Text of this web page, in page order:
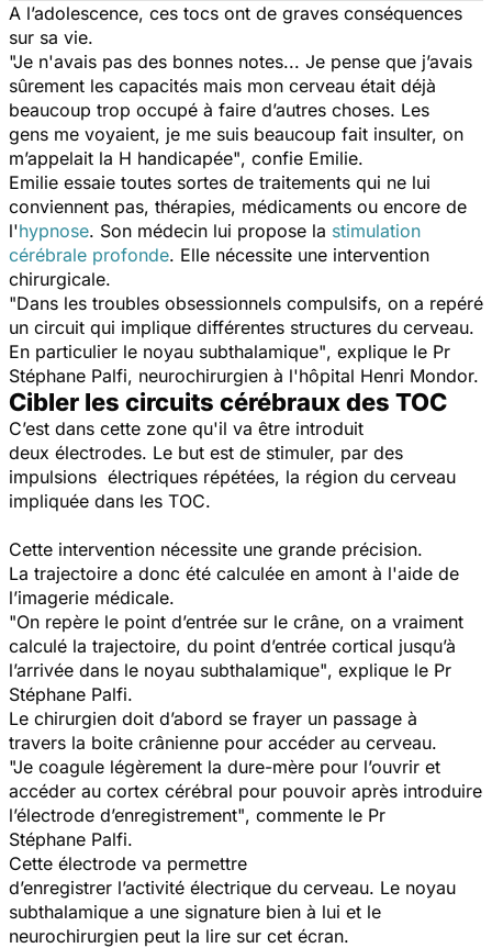
A l’adolescence, ces tocs ont de graves conséquences
sur sa vie.
"Je n'avais pas des bonnes notes... Je pense que j’avais
sûrement les capacités mais mon cerveau était déjà
beaucoup trop occupé à faire d’autres choses. Les
gens me voyaient, je me suis beaucoup fait insulter, on
m’appelait la H handicapée", confie Emilie.
Emilie essaie toutes sortes de traitements qui ne lui
conviennent pas, thérapies, médicaments ou encore de
l'hypnose. Son médecin lui propose la stimulation
cérébrale profonde. Elle nécessite une intervention
chirurgicale.
"Dans les troubles obsessionnels compulsifs, on a repéré
un circuit qui implique différentes structures du cerveau.
En particulier le noyau subthalamique", explique le Pr
Stéphane Palfi, neurochirurgien à l'hôpital Henri Mondor.
Cibler les circuits cérébraux des TOC
C’est dans cette zone qu'il va être introduit
deux électrodes. Le but est de stimuler, par des
impulsions électriques répétées, la région du cerveau
impliquée dans les TOC.
Cette intervention nécessite une grande précision.
La trajectoire a donc été calculée en amont à l'aide de
l’imagerie médicale.
"On repère le point d’entrée sur le crâne, on a vraiment
calculé la trajectoire, du point d’entrée cortical jusqu’à
l’arrivée dans le noyau subthalamique", explique le Pr
Stéphane Palfi.
Le chirurgien doit d’abord se frayer un passage à
travers la boite crânienne pour accéder au cerveau.
"Je coagule légèrement la dure-mère pour l’ouvrir et
accéder au cortex cérébral pour pouvoir après introduire
l’électrode d’enregistrement", commente le Pr
Stéphane Palfi.
Cette électrode va permettre
d’enregistrer l’activité électrique du cerveau. Le noyau
subthalamique a une signature bien à lui et le
neurochirurgien peut la lire sur cet écran.